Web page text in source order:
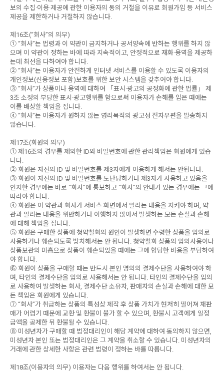
보의 수집·이용·제공에 관한 이용자의 동의 거절을 이유로 회원가입 등 서비스
제공을 제한하거나 거절하지 않습니다.
제16조(“회사”의 의무)
① “회사”는 법령과 이 약관이 금지하거나 공서양속에 반하는 행위를 하지 않
으며 이 약관이 정하는 바에 따라 지속적이고, 안정적으로 재화·용역을 제공하
는데 최선을 다하여야 합니다.
② “회사”는 이용자가 안전하게 인터넷 서비스를 이용할 수 있도록 이용자의
개인정보(신용정보 포함)보호를 위한 보안 시스템을 갖추어야 합니다.
③ “회사”가 상품이나 용역에 대하여 「표시·광고의 공정화에 관한 법률」 제
3조 소정의 부당한 표시·광고행위를 함으로써 이용자가 손해를 입은 때에는
이를 배상할 책임을 집니다.
④ “회사”는 이용자가 원하지 않는 영리목적의 광고성 전자우편을 발송하지
않습니다.
제17조(회원의 의무)
① 제16조의 경우를 제외한 ID와 비밀번호에 관한 관리책임은 회원에게 있습
니다.
② 회원은 자신의 ID 및 비밀번호를 제3자에게 이용하게 해서는 안됩니다.
③ 회원이 자신의 ID 및 비밀번호를 도난당하거나 제3자가 사용하고 있음을
인지한 경우에는 바로 “회사”에 통보하고 “회사”의 안내가 있는 경우에는 그에
따라야 합니다.
④ 회원은 이 약관과 회사가 서비스 화면에서 알리는 내용을 지켜야 하며, 약
관과 알리는 내용을 위반하거나 이행하지 않아서 발생하는 모든 손실과 손해
에 대해 책임을 집니다.
⑤ 회원은 구매한 상품에 청약철회의 원인이 발생하면 수령한 상품을 임의로
사용하거나 훼손되도록 방치해서는 안 됩니다. 청약철회 상품의 임의사용이나
상품보관의 미흡으로 상품이 훼손되었을 때에는 그에 합당한 비용을 부담하여
야 합니다.
⑥ 회원이 상품을 구매할 때는 반드시 본인 명의의 결제수단을 사용하여야 하
며, 타인의 결제수단을 임의로 사용해서는 안 됩니다. 타인의 결제수단을 임의
로 사용하여 발생하는 회사, 결제수단 소유자, 판매자의 손실과 손해에 대한 모
든 책임은 회원에게 있습니다.
⑦ “회사”가 취급하는 상품의 특성상 제작 후 상품 가치가 현저히 떨어져 재판
매가 어렵기 때문에 교환 및 환불이 불가 할 수 있으며, 환불시 고객에게 일정
금액을 공제한 뒤 환불될 수 있습니다.
⑧ 미성년자가 구매할 때 법정대리인이 해당 계약에 대하여 동의하지 않으면,
미성년자 본인 또는 법정대리인은 그 계약을 취소할 수 있습니다. 미성년자의
거래에 관한 상세한 사항은 관련 법령이 정하는 바를 따릅니다.
제18조(이용자의 의무) 이용자는 다음 행위를 하여서는 안 됩니다.